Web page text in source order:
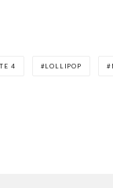
4 LOLLIPOP